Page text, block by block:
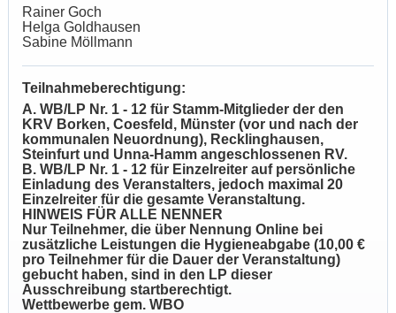
Rainer Goch
Helga Goldhausen
Sabine Möllmann
Teilnahmeberechtigung:
A. WB/LP Nr. 1 - 12 für Stamm-Mitglieder der den
KRV Borken, Coesfeld, Münster (vor und nach der
kommunalen Neuordnung), Recklinghausen,
Steinfurt und Unna-Hamm angeschlossenen RV.
B. WB/LP Nr. 1 - 12 für Einzelreiter auf persönliche
Einladung des Veranstalters, jedoch maximal 20
Einzelreiter für die gesamte Veranstaltung.
HINWEIS FÜR ALLE NENNER
Nur Teilnehmer, die über Nennung Online bei
zusätzliche Leistungen die Hygieneabgabe (10,00 €
pro Teilnehmer für die Dauer der Veranstaltung)
gebucht haben, sind in den LP dieser
Ausschreibung startberechtigt.
Wettbewerbe gem. WBO